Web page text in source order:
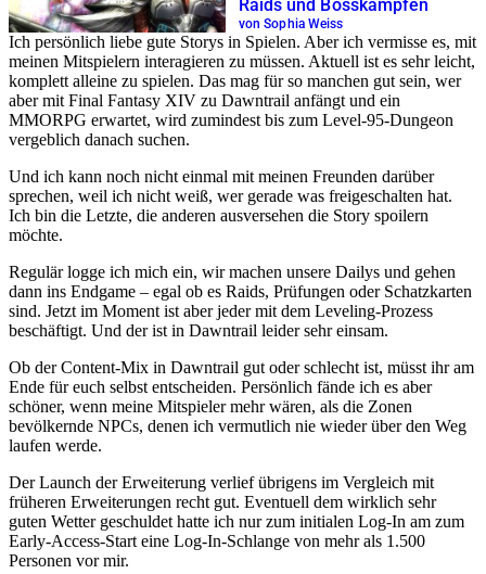
Raids und Bosskämpfen
von Sophia Weiss
Ich persönlich liebe gute Storys in Spielen. Aber ich vermisse es, mit
meinen Mitspielern interagieren zu müssen. Aktuell ist es sehr leicht,
komplett alleine zu spielen. Das mag für so manchen gut sein, wer
aber mit Final Fantasy XIV zu Dawntrail anfängt und ein
MMORPG erwartet, wird zumindest bis zum Level-95-Dungeon
vergeblich danach suchen.
Und ich kann noch nicht einmal mit meinen Freunden darüber
sprechen, weil ich nicht weiß, wer gerade was freigeschalten hat.
Ich bin die Letzte, die anderen ausversehen die Story spoilern
möchte.
Regulär logge ich mich ein, wir machen unsere Dailys und gehen
dann ins Endgame – egal ob es Raids, Prüfungen oder Schatzkarten
sind. Jetzt im Moment ist aber jeder mit dem Leveling-Prozess
beschäftigt. Und der ist in Dawntrail leider sehr einsam.
Ob der Content-Mix in Dawntrail gut oder schlecht ist, müsst ihr am
Ende für euch selbst entscheiden. Persönlich fände ich es aber
schöner, wenn meine Mitspieler mehr wären, als die Zonen
bevölkernde NPCs, denen ich vermutlich nie wieder über den Weg
laufen werde.
Der Launch der Erweiterung verlief übrigens im Vergleich mit
früheren Erweiterungen recht gut. Eventuell dem wirklich sehr
guten Wetter geschuldet hatte ich nur zum initialen Log-In am zum
Early-Access-Start eine Log-In-Schlange von mehr als 1.500
Personen vor mir.